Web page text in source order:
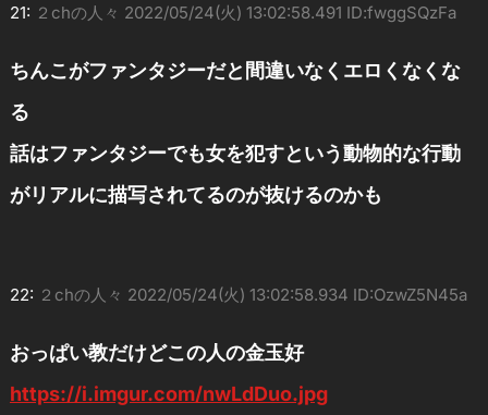
21: ２chの人々 2022/05/24(火) 13:02:58.491 ID:fwggSQzFa
ちんこがファンタジーだと間違いなくエロくなくな
る
話はファンタジーでも女を犯すという動物的な行動
がリアルに描写されてるのが抜けるのかも
22: ２chの人々 2022/05/24(火) 13:02:58.934 ID:OzwZ5N45a
おっぱい教だけどこの人の金玉好
https://i.imgur.com/nwLdDuo.jpg